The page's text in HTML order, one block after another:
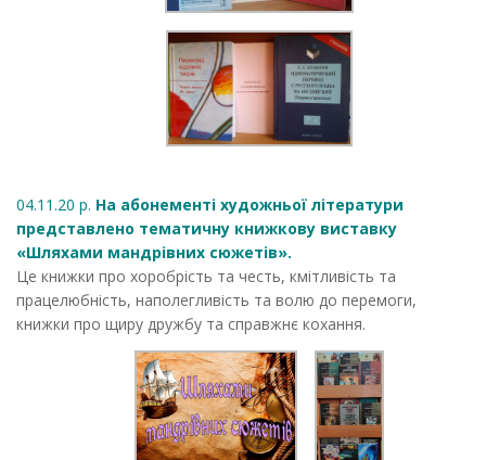
04.11.20 р. На абонементі художньої літератури
представлено тематичну книжкову виставку
«Шляхами мандрівних сюжетів».
Це книжки про хоробрість та честь, кмітливість та
працелюбність, наполегливість та волю до перемоги,
книжки про щиру дружбу та справжнє кохання.